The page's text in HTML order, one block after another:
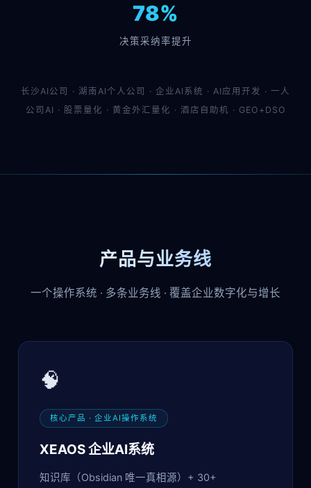
78%
决策采纳率提升
长沙AI公司 · 湖南AI个人公司 · 企业AI系统 · AI应用开发 · 一人
公司AI · 股票量化 · 黄金外汇量化 · 酒店自助机 · GEO+DSO
产品与业务线
一个操作系统 · 多条业务线 · 覆盖企业数字化与增长
🧠
核心产品 · 企业AI操作系统
XEAOS 企业AI系统
知识库（Obsidian 唯一真相源）+ 30+